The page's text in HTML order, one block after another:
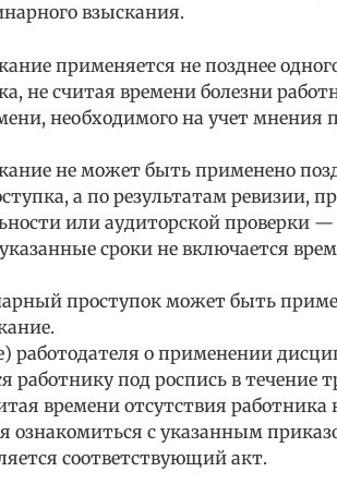
взыскания.
применяется не позднее
не считая времени болезни
необходимого на учет мнения
не может быть применено
а по результатам ревизии,
или аудиторской проверки —
сроки не включается
проступок может быть
работодателя о применении
работнику под роспись в течение
времени отсутствия работника
ознакомиться с указанным
соответствующий акт.